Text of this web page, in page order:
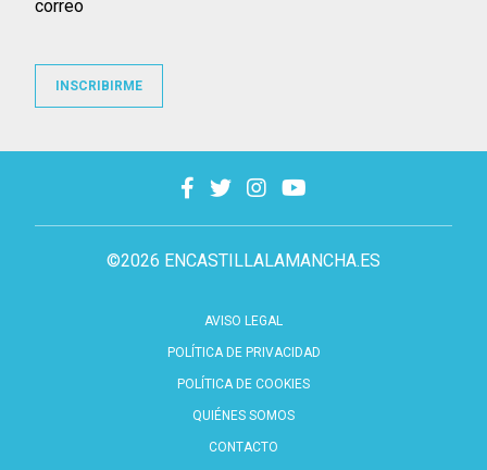
©2026 ENCASTILLALAMANCHA.ES
AVISO LEGAL
POLÍTICA DE PRIVACIDAD
POLÍTICA DE COOKIES
QUIÉNES SOMOS
CONTACTO
correo
INSCRIBIRME